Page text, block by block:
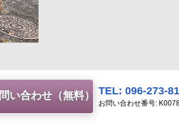
問い合わせ（無料） TEL: 096-273-
お問い合わせ番号: